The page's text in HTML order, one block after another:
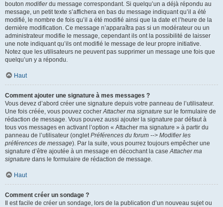
bouton modifierdu message correspondant. Si quelqu’un a déjà répondu au
message, un petit texte s’affichera en bas du message indiquant qu’il a été
modifié, le nombre de fois qu’il a été modifié ainsi que la date et l’heure de la
dernière modification. Ce message n’apparaîtra pas si un modérateur ou un
administrateur modifie le message, cependant ils ont la possibilité de laisser
une note indiquant qu’ils ont modifié le message de leur propre initiative.
Notez que les utilisateurs ne peuvent pas supprimer un message une fois que
quelqu’un y a répondu.
Haut
Comment ajouter une signature à mes messages ?
Vous devez d’abord créer une signature depuis votre panneau de l’utilisateur.
Une fois créée, vous pouvez cocherAttacher ma signature sur le formulaire de
rédaction de message. Vous pouvez aussi ajouter la signature par défaut à
tous vos messages en activant l’option « Attacher ma signature » à partir du
panneau de l’utilisateur (ongletPréférences du forum --> Modifier les
préférences de message). Par la suite, vous pourrez toujours empêcher une
signature d’être ajoutée à un message en décochant la caseAttacher ma
signature dans le formulaire de rédaction de message.
Haut
Comment créer un sondage ?
Il est facile de créer un sondage, lors de la publication d’un nouveau sujet ou